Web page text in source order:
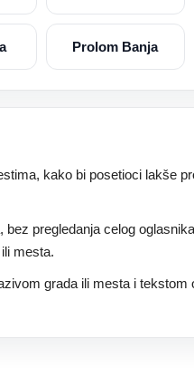
Prolom Banja
kako bi posetioci lakše
pregledanja celog
mesta.
grada ili mesta i